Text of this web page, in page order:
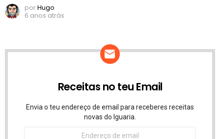
porHugo
6 anos atrás
Receitas no teu Email
Envia o teu endereço de email para receberes receitas
novas do Iguaria.
Endereço